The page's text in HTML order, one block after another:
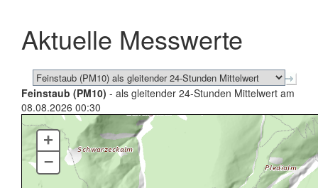
schließen
Aktuelle Messwerte
Feinstaub (PM10) - als gleitender 24-Stunden Mittelwert am
08.08.2026 00:30
+
–